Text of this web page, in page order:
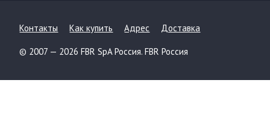
Контакты Как купить Адрес Доставка
© 2007 — 2026 FBR SpA Россия. FBR Россия